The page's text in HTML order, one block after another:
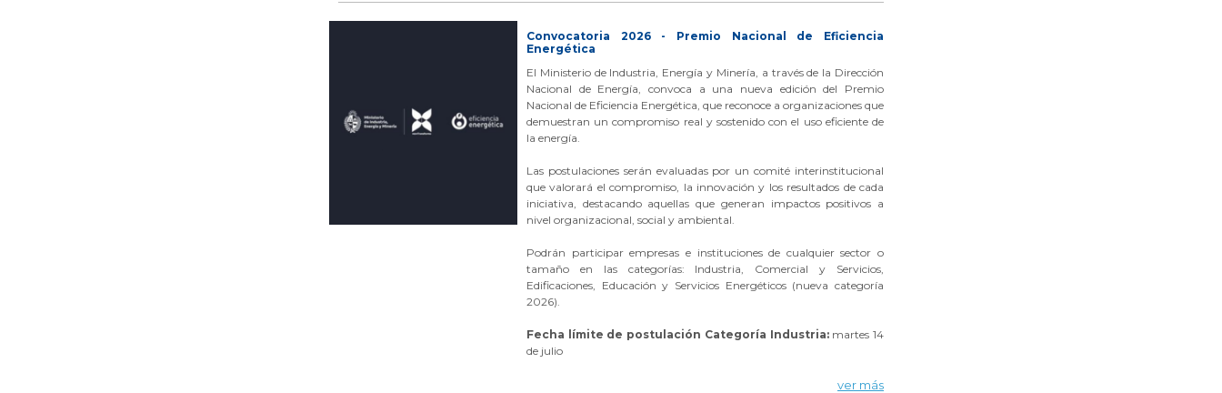
Convocatoria 2026 - Premio Nacional de Eficiencia
Energética
El Ministerio de Industria, Energía y Minería, a través de la Dirección
Nacional de Energía, convoca a una nueva edición del Premio
Nacional de Eficiencia Energética, que reconoce a organizaciones que
demuestran un compromiso real y sostenido con el uso eficiente de
la energía.
Las postulaciones serán evaluadas por un comité interinstitucional
que valorará el compromiso, la innovación y los resultados de cada
iniciativa, destacando aquellas que generan impactos positivos a
nivel organizacional, social y ambiental.
Podrán participar empresas e instituciones de cualquier sector o
tamaño en las categorías: Industria, Comercial y Servicios,
Edificaciones, Educación y Servicios Energéticos (nueva categoría
2026).
Fecha límite de postulación Categoría Industria: martes 14
de julio
ver más